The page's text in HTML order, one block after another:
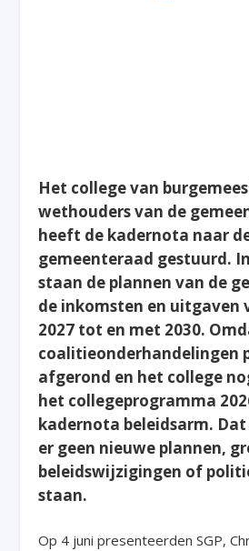
Het college van
wethouders van de
heeft de kadernota naar
gemeenteraad gestuurd.
staan de plannen van de
de inkomsten en uitgaven
2027 tot en met 2030.
coalitieonderhandelingen
afgerond en het college
het collegeprogramma
kadernota beleidsarm.
er geen nieuwe plannen,
beleidswijzigingen of
staan.
Op 4 juni presenteerden SGP,